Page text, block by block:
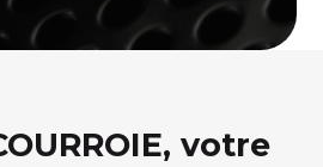
votre